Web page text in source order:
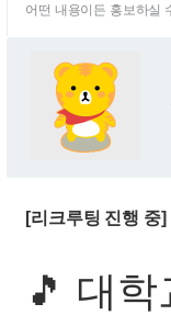
어떤 내용이든 홍보하실
[리크루팅 진행
🎵 대